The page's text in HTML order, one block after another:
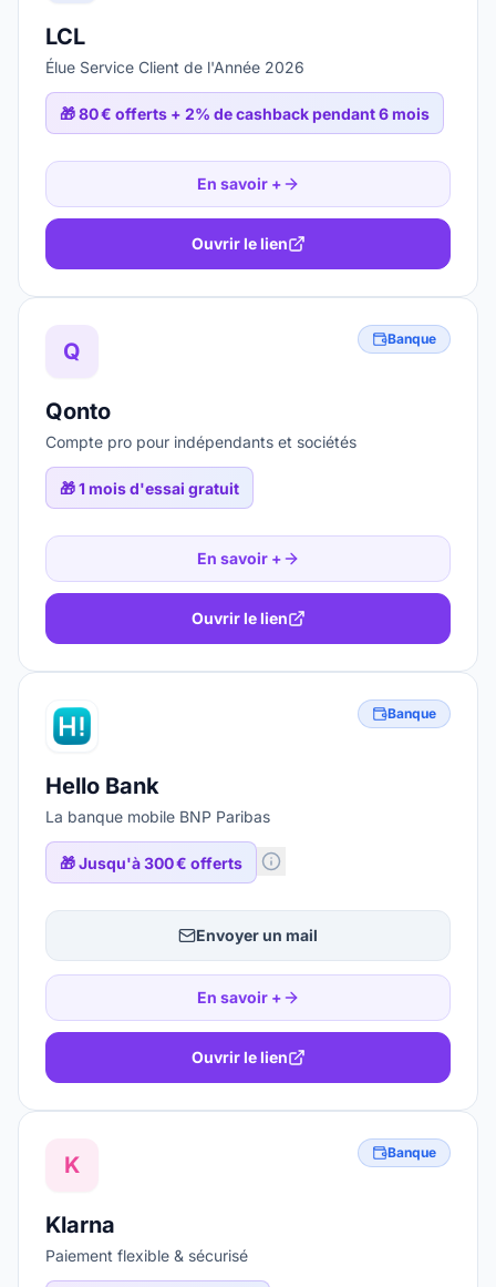
LCL
Élue Service Client de l'Année 2026
🎁80 € offerts + 2% de cashback pendant 6 mois
En savoir +
Ouvrir le lien
Q Banque
Qonto
Compte pro pour indépendants et sociétés
🎁1 mois d'essai gratuit
En savoir +
Ouvrir le lien
Banque
Hello Bank
La banque mobile BNP Paribas
🎁Jusqu'à 300 € offerts
Envoyer un mail
En savoir +
Ouvrir le lien
K Banque
Klarna
Paiement flexible & sécurisé